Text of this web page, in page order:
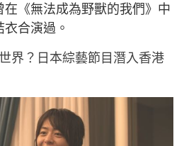
《無法成為野獸的我們》中
合演過。
界？日本綜藝節目潛入香港